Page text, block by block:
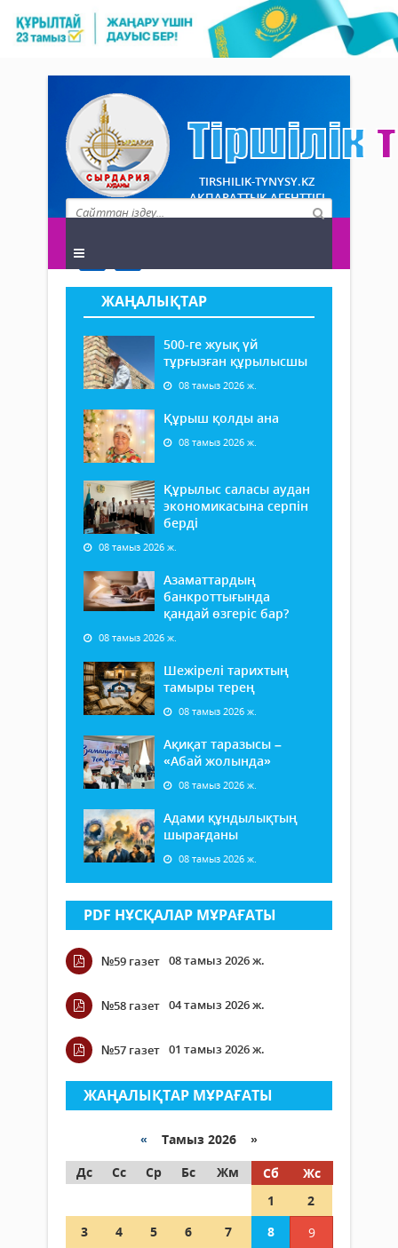
TIRSHILIK-TYNYSY.KZ
АҚПАРАТТЫҚ АГЕНТТІГІ
ЖАҢАЛЫҚТАР
500-ге жуық үй
тұрғызған құрылысшы
08 тамыз 2026 ж.
Құрыш қолды ана
08 тамыз 2026 ж.
Құрылыс саласы аудан
экономикасына серпін
берді
08 тамыз 2026 ж.
Азаматтардың
банкроттығында
қандай өзгеріс бар?
08 тамыз 2026 ж.
Шежірелі тарихтың
тамыры терең
08 тамыз 2026 ж.
Ақиқат таразысы –
«Абай жолында»
08 тамыз 2026 ж.
Адами құндылықтың
шырағданы
08 тамыз 2026 ж.
PDF НҰСҚАЛАР МҰРАҒАТЫ
№59 газет 08 тамыз 2026 ж.
№58 газет 04 тамыз 2026 ж.
№57 газет 01 тамыз 2026 ж.
ЖАҢАЛЫҚТАР МҰРАҒАТЫ
« Тамыз 2026 »
Дс
Сс Ср Бс Жм Сб
Жс
1
2
3
4 5 6 7 8
9